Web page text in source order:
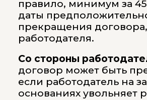
правило, минимум за
даты
прекращения
работодателя.
Со стороны
договор может быть
если работодатель на
основаниях увольняет